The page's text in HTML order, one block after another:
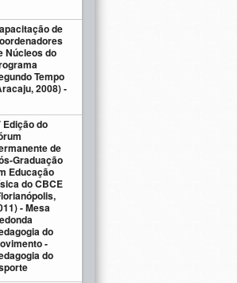
de
Núcleos do
Tempo
2008) -
Edição do
de
Graduação
Educação
do CBCE
- Mesa
do
-
do